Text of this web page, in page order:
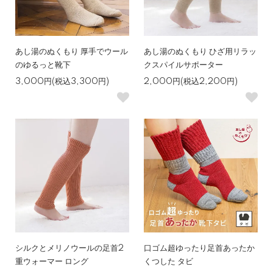
あし湯のぬくもり 厚手でウール
のゆるっと靴下
3,000円(税込3,300円)
あし湯のぬくもり ひざ用リラッ
クスパイルサポーター
2,000円(税込2,200円)
シルクとメリノウールの足首2
重ウォーマー ロング
口ゴム超ゆったり足首あったか
くつした タビ